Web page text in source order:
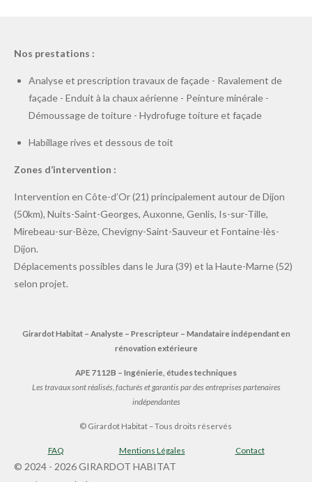
Nos prestations :
Analyse et prescription travaux de façade - Ravalement de
façade - Enduit à la chaux aérienne - Peinture minérale -
Démoussage de toiture - Hydrofuge toiture et façade
Habillage rives et dessous de toit
Zones d’intervention :
Intervention en Côte-d’Or (21) principalement autour de Dijon
(50km), Nuits-Saint-Georges, Auxonne, Genlis, Is-sur-Tille,
Mirebeau-sur-Bèze, Chevigny-Saint-Sauveur et Fontaine-lès-
Dijon.
Déplacements possibles dans le Jura (39) et la Haute-Marne (52)
selon projet.
Girardot Habitat – Analyste – Prescripteur – Mandataire indépendant en
rénovation extérieure
APE 7112B – Ingénierie, études techniques
Les travaux sont réalisés, facturés et garantis par des entreprises partenaires
indépendantes
© Girardot Habitat – Tous droits réservés
FAQ Mentions Légales Contact
© 2024 - 2026 GIRARDOT HABITAT